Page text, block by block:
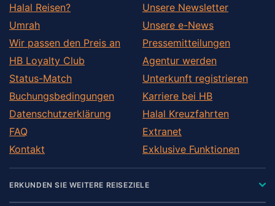
Halal Reisen?
Umrah
Wir passen den Preis an
HB Loyalty Club
Status-Match
Buchungsbedingungen
Datenschutzerklärung
FAQ
Kontakt
Unsere Newsletter
Unsere e-News
Pressemitteilungen
Agentur werden
Unterkunft registrieren
Karriere bei HB
Halal Kreuzfahrten
Extranet
Exklusive Funktionen
ERKUNDEN SIE WEITERE REISEZIELE